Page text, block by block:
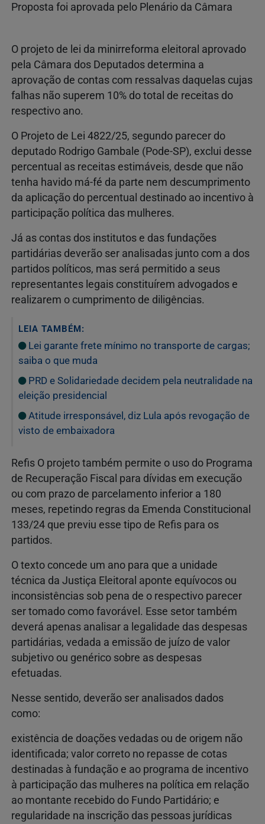
Proposta foi aprovada pelo Plenário da Câmara
O projeto de lei da minirreforma eleitoral aprovado
pela Câmara dos Deputados determina a
aprovação de contas com ressalvas daquelas cujas
falhas não superem 10% do total de receitas do
respectivo ano.
O Projeto de Lei 4822/25, segundo parecer do
deputado Rodrigo Gambale (Pode-SP), exclui desse
percentual as receitas estimáveis, desde que não
tenha havido má-fé da parte nem descumprimento
da aplicação do percentual destinado ao incentivo à
participação política das mulheres.
Já as contas dos institutos e das fundações
partidárias deverão ser analisadas junto com a dos
partidos políticos, mas será permitido a seus
representantes legais constituírem advogados e
realizarem o cumprimento de diligências.
LEIA TAMBÉM:
Lei garante frete mínimo no transporte de cargas;
saiba o que muda
PRD e Solidariedade decidem pela neutralidade na
eleição presidencial
Atitude irresponsável, diz Lula após revogação de
visto de embaixadora
Refis O projeto também permite o uso do Programa
de Recuperação Fiscal para dívidas em execução
ou com prazo de parcelamento inferior a 180
meses, repetindo regras da Emenda Constitucional
133/24 que previu esse tipo de Refis para os
partidos.
O texto concede um ano para que a unidade
técnica da Justiça Eleitoral aponte equívocos ou
inconsistências sob pena de o respectivo parecer
ser tomado como favorável. Esse setor também
deverá apenas analisar a legalidade das despesas
partidárias, vedada a emissão de juízo de valor
subjetivo ou genérico sobre as despesas
efetuadas.
Nesse sentido, deverão ser analisados dados
como:
existência de doações vedadas ou de origem não
identificada; valor correto no repasse de cotas
destinadas à fundação e ao programa de incentivo
à participação das mulheres na política em relação
ao montante recebido do Fundo Partidário; e
regularidade na inscrição das pessoas jurídicas